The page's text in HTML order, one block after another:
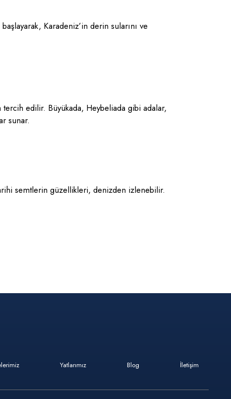
Karadeniz’in derin sularını ve
edilir. Büyükada, Heybeliada gibi adalar,
sunar.
semtlerin güzellikleri, denizden izlenebilir.
Yatlarımız Blog İletişim